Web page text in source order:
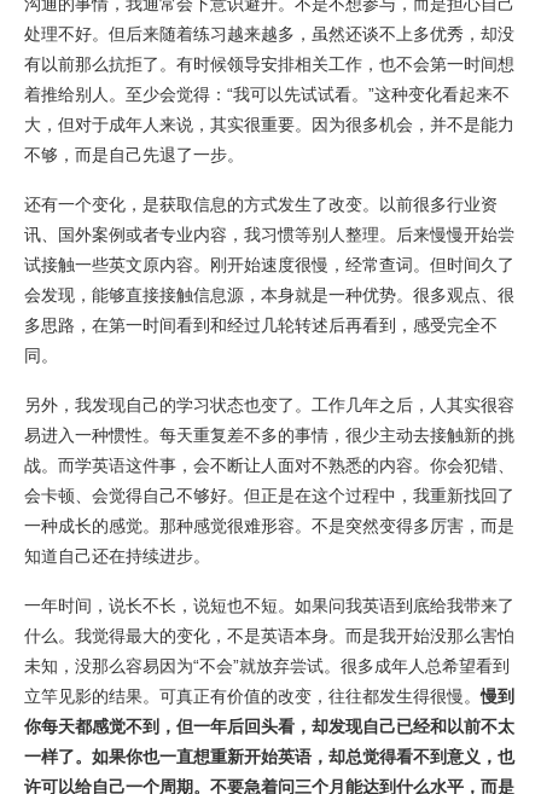
处理不好。但后来随着练习越来越多，虽然还谈不上多优秀，却没
有以前那么抗拒了。有时候领导安排相关工作，也不会第一时间想
着推给别人。至少会觉得：“我可以先试试看。”这种变化看起来不
大，但对于成年人来说，其实很重要。因为很多机会，并不是能力
不够，而是自己先退了一步。
还有一个变化，是获取信息的方式发生了改变。以前很多行业资
讯、国外案例或者专业内容，我习惯等别人整理。后来慢慢开始尝
试接触一些英文原内容。刚开始速度很慢，经常查词。但时间久了
会发现，能够直接接触信息源，本身就是一种优势。很多观点、很
多思路，在第一时间看到和经过几轮转述后再看到，感受完全不
同。
另外，我发现自己的学习状态也变了。工作几年之后，人其实很容
易进入一种惯性。每天重复差不多的事情，很少主动去接触新的挑
战。而学英语这件事，会不断让人面对不熟悉的内容。你会犯错、
会卡顿、会觉得自己不够好。但正是在这个过程中，我重新找回了
一种成长的感觉。那种感觉很难形容。不是突然变得多厉害，而是
知道自己还在持续进步。
一年时间，说长不长，说短也不短。如果问我英语到底给我带来了
什么。我觉得最大的变化，不是英语本身。而是我开始没那么害怕
未知，没那么容易因为“不会”就放弃尝试。很多成年人总希望看到
立竿见影的结果。可真正有价值的改变，往往都发生得很慢。慢到
你每天都感觉不到，但一年后回头看，却发现自己已经和以前不太
一样了。如果你也一直想重新开始英语，却总觉得看不到意义，也
许可以给自己一个周期。不要急着问三个月能达到什么水平，而是